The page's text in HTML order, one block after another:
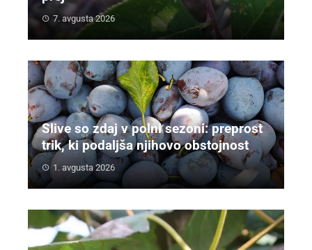
7. avgusta 2026
Slive so zdaj v polni sezoni: preprost
trik, ki podaljša njihovo obstojnost
1. avgusta 2026